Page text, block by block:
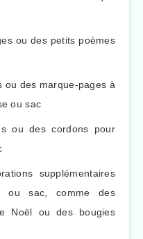
ou des petits poèmes
ou des marque-pages à
ou sac
ou des cordons pour
supplémentaires
ou sac, comme des
Noël ou des bougies